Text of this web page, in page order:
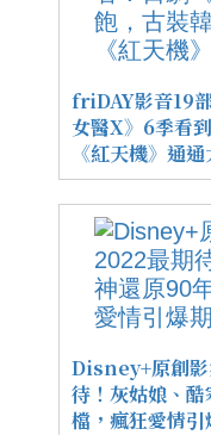
friDAY影音19
女醫X》6季看
《紅天機》通
Disney+原創
待！灰姑娘、
檔，瘋狂愛情引